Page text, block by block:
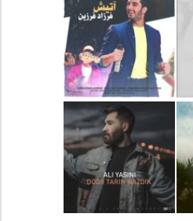
دانلود آهنگ جدید علی
لهراسبی بنام صورت
دانلود آهنگ جدید فرزاد
فرزین بنام آتیش